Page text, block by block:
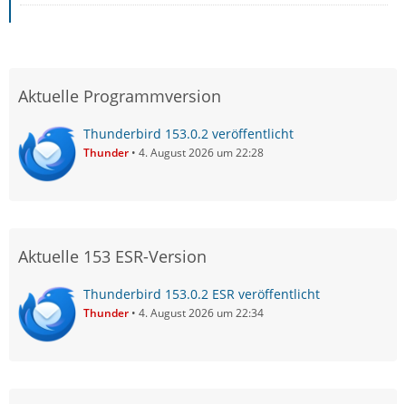
Aktuelle Programmversion
Thunderbird 153.0.2 veröffentlicht
Thunder 4. August 2026 um 22:28
Aktuelle 153 ESR-Version
Thunderbird 153.0.2 ESR veröffentlicht
Thunder 4. August 2026 um 22:34